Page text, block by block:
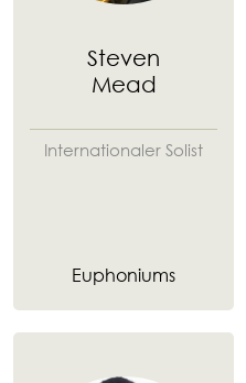
Steven
Mead
Internationaler Solist
Euphoniums